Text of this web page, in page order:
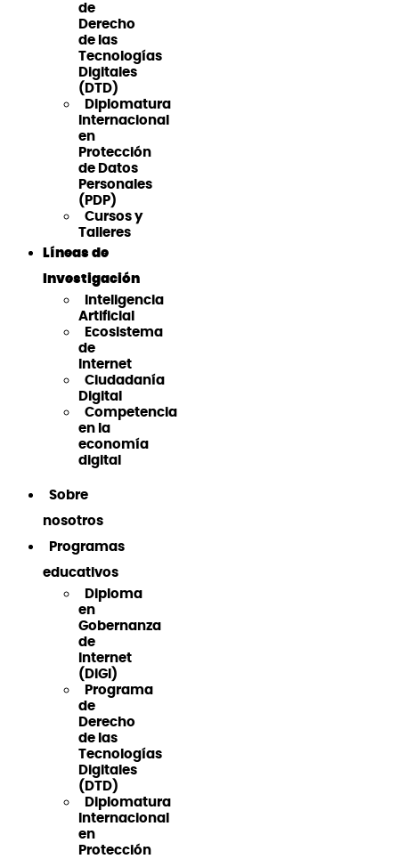
de
Derecho
de las
Tecnologías
Digitales
(DTD)
Diplomatura
Internacional
en
Protección
de Datos
Personales
(PDP)
Cursos y
Talleres
Líneas de
Investigación
Inteligencia
Artificial
Ecosistema
de
Internet
Ciudadanía
Digital
Competencia
en la
economía
digital
Sobre
nosotros
Programas
educativos
Diploma
en
Gobernanza
de
Internet
(DiGI)
Programa
de
Derecho
de las
Tecnologías
Digitales
(DTD)
Diplomatura
Internacional
en
Protección